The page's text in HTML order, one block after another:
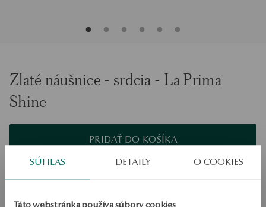
SÚHLAS DETAILY O COOKIES
Táto webstránka používa súbory cookies
Zlaté náušnice - srdcia - La Prima
Shine
PRIDAŤ DO KOŠÍKA